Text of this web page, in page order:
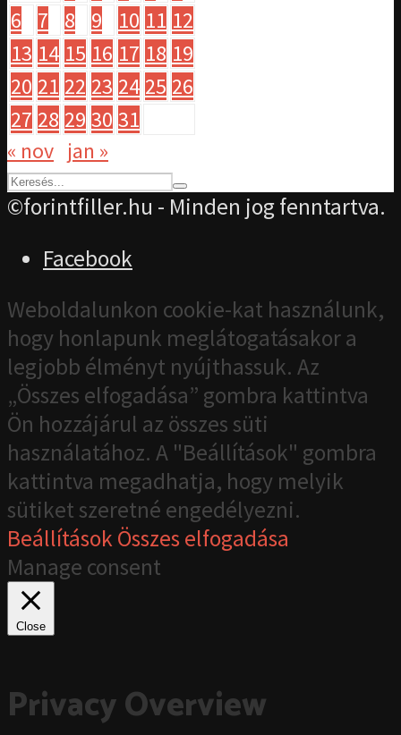
6
7 8 9 10 11 12
13 14 15 16 17 18 19
20 21 22 23 24 25 26
27 28 29 30 31
« nov jan »
©forintfiller.hu - Minden jog fenntartva.
Facebook
Weboldalunkon cookie-kat használunk,
hogy honlapunk meglátogatásakor a
legjobb élményt nyújthassuk. Az
„Összes elfogadása” gombra kattintva
Ön hozzájárul az összes süti
használatához. A "Beállítások" gombra
kattintva megadhatja, hogy melyik
sütiket szeretné engedélyezni.
BeállításokÖsszes elfogadása
Manage consent
Close
Privacy Overview